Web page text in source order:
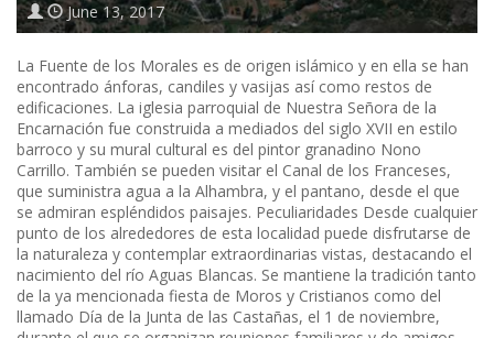
June 13, 2017
La Fuente de los Morales es de origen islámico y en ella se han
encontrado ánforas, candiles y vasijas así como restos de
edificaciones. La iglesia parroquial de Nuestra Señora de la
Encarnación fue construida a mediados del siglo XVII en estilo
barroco y su mural cultural es del pintor granadino Nono
Carrillo. También se pueden visitar el Canal de los Franceses,
que suministra agua a la Alhambra, y el pantano, desde el que
se admiran espléndidos paisajes. Peculiaridades Desde cualquier
punto de los alrededores de esta localidad puede disfrutarse de
la naturaleza y contemplar extraordinarias vistas, destacando el
nacimiento del río Aguas Blancas. Se mantiene la tradición tanto
de la ya mencionada fiesta de Moros y Cristianos como del
llamado Día de la Junta de las Castañas, el 1 de noviembre,